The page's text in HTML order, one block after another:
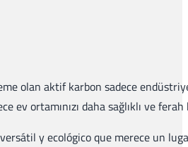
olan aktif karbon sadece
ev ortamınızı daha sağlıklı ve
y ecológico que merece un